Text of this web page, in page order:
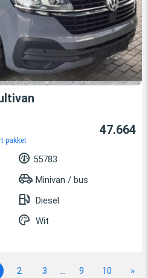
pakket
47.664
55783
Minivan / bus
Diesel
Wit
2 3 ... 9 10 »